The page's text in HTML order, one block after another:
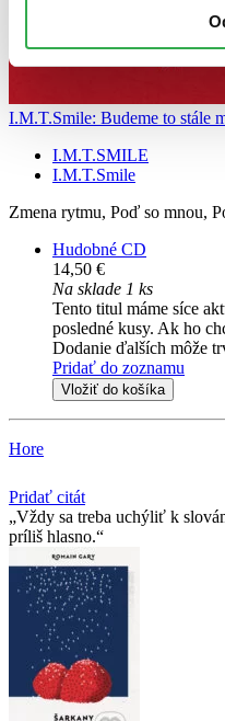
I.M.T.Smile: Budeme to stále
I.M.T.SMILE
I.M.T.Smile
Zmena rytmu, Poď so mnou,
Hudobné CD
14,50 €
Na sklade 1 ks
Tento titul máme síce
posledné kusy. Ak ho
Dodanie ďalších môže
Pridať do zoznamu
Vložiť do košíka
Hore
Pridať citát
Vždy sa treba uchýliť k
príliš hlasno.